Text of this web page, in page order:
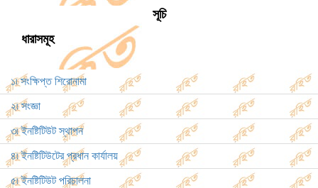
সূচি
ধারাসমূহ
১৷ সংক্ষিপ্ত শিরোনামা
২৷ সংজ্ঞা
৩৷ ইনষ্টিটিউট স্থাপন
৪৷ ইনষ্টিটিউটের প্রধান কার্যালয়
৫৷ ইনষ্টিটিউট পরিচালনা